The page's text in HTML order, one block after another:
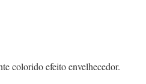
colorido efeito envelhecedor.